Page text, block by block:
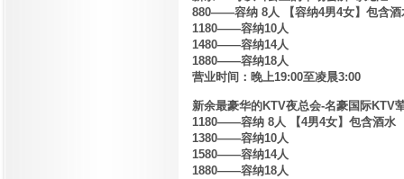
880——容纳 8人 【容纳4男4女】包含酒
1180——容纳10人
1480——容纳14人
1880——容纳18人
营业时间：晚上19:00至凌晨3:00
新余最豪华的KTV夜总会-名豪国际KTV
1180——容纳 8人 【4男4女】包含酒水
1380——容纳10人
1580——容纳14人
1880——容纳18人